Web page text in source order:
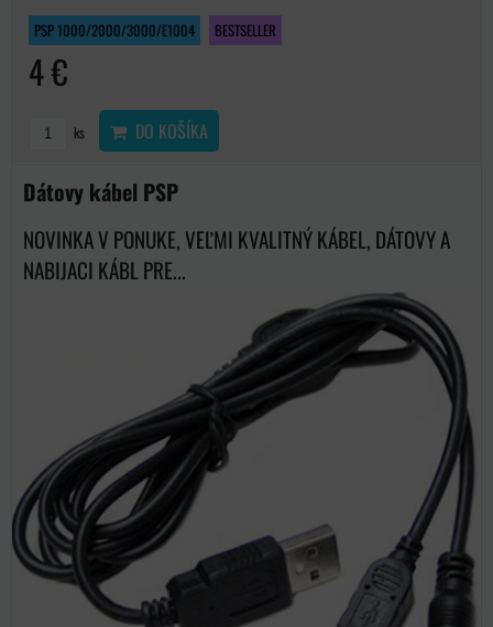
PSP 1000/2000/3000/E1004 BESTSELLER
4 €
ks DO KOŠÍKA
Dátovy kábel PSP
NOVINKA V PONUKE, VEĽMI KVALITNÝ KÁBEL, DÁTOVY A
NABIJACI KÁBL PRE...